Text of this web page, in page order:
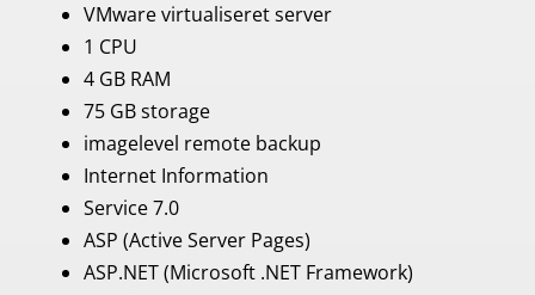
VMware virtualiseret server
1 CPU
4 GB RAM
75 GB storage
imagelevel remote backup
Internet Information
Service 7.0
ASP (Active Server Pages)
ASP.NET (Microsoft .NET Framework)